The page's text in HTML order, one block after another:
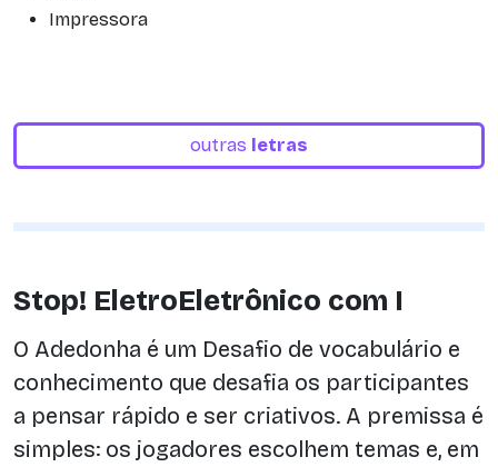
Impressora
outras letras
Stop! EletroEletrônico com I
O Adedonha é um Desafio de vocabulário e
conhecimento que desafia os participantes
a pensar rápido e ser criativos. A premissa é
simples: os jogadores escolhem temas e, em